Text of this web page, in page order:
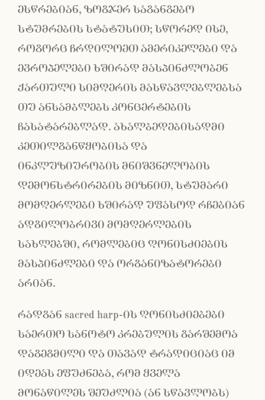
ესწრებიან, ზოგჯერ საგანგებო
სტუმრების სტატუსით; სწორედ ისე,
როგორც ჩრდილოეთ ამერიკელები და
ევროპელები ხშირად მასპინძლობენ
ქართული სიმღერის მასწავლებლებსა
თუ ანსამბლებს კონცერტების
ჩასატარებლად. ახალბედებისადმი
კეთილგანწყობისა და
ინკლუზიურობის მნიშვნელობის
დემონსტრირების მიზნით, სტუმარი
მომღერლები ხშირად უფასოდ რჩებიან
ადგილობრივი მომღერლების
სახლებში, რომლებიც ღონისძიების
მასპინძლები და ორგანიზატორები
არიან.
რადგან sacred harp-ის ღონისძიებები
საერთო სანოტო კრებულის გარშემოა
დაგეგმილი და თავად ტრადიციაც იმ
იდეას ეფუძნება, რომ ყველა
მონაწილეს შეუძლია (ან სწავლობს)